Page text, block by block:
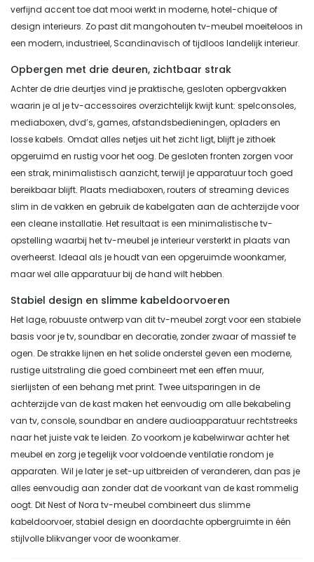
verfijnd accent toe dat mooi werkt in moderne, hotel-chique of
design interieurs. Zo past dit mangohouten tv-meubel moeiteloos in
een modern, industrieel, Scandinavisch of tijdloos landelijk interieur.
Opbergen met drie deuren, zichtbaar strak
Achter de drie deurtjes vind je praktische, gesloten opbergvakken
waarin je al je tv-accessoires overzichtelijk kwijt kunt: spelconsoles,
mediaboxen, dvd’s, games, afstandsbedieningen, opladers en
losse kabels. Omdat alles netjes uit het zicht ligt, blijft je zithoek
opgeruimd en rustig voor het oog. De gesloten fronten zorgen voor
een strak, minimalistisch aanzicht, terwijl je apparatuur toch goed
bereikbaar blijft. Plaats mediaboxen, routers of streaming devices
slim in de vakken en gebruik de kabelgaten aan de achterzijde voor
een cleane installatie. Het resultaat is een minimalistische tv-
opstelling waarbij het tv-meubel je interieur versterkt in plaats van
overheerst. Ideaal als je houdt van een opgeruimde woonkamer,
maar wel alle apparatuur bij de hand wilt hebben.
Stabiel design en slimme kabeldoorvoeren
Het lage, robuuste ontwerp van dit tv-meubel zorgt voor een stabiele
basis voor je tv, soundbar en decoratie, zonder zwaar of massief te
ogen. De strakke lijnen en het solide onderstel geven een moderne,
rustige uitstraling die goed combineert met een effen muur,
sierlijsten of een behang met print. Twee uitsparingen in de
achterzijde van de kast maken het eenvoudig om alle bekabeling
van tv, console, soundbar en andere audioapparatuur rechtstreeks
naar het juiste vak te leiden. Zo voorkom je kabelwirwar achter het
meubel en zorg je tegelijk voor voldoende ventilatie rondom je
apparaten. Wil je later je set-up uitbreiden of veranderen, dan pas je
alles eenvoudig aan zonder dat de voorkant van de kast rommelig
oogt. Dit Nest of Nora tv-meubel combineert dus slimme
kabeldoorvoer, stabiel design en doordachte opbergruimte in één
stijlvolle blikvanger voor de woonkamer.